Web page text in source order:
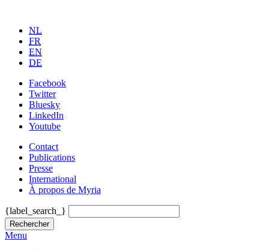
NL
FR
EN
DE
Facebook
Twitter
Bluesky
LinkedIn
Youtube
Contact
Publications
Presse
International
À propos de Myria
{label_search_}
Rechercher
Menu